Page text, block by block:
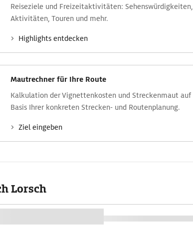
Reise­ziele und Freizeit­aktivitäten: Sehens­würdig­keiten,
Aktivitäten, Touren und mehr.
Highlights entdecken
Mautrechner für Ihre Route
Kalkulation der Vignettenkosten und Streckenmaut auf
Basis Ihrer konkreten Strecken- und Routenplanung.
Ziel eingeben
Lorsch